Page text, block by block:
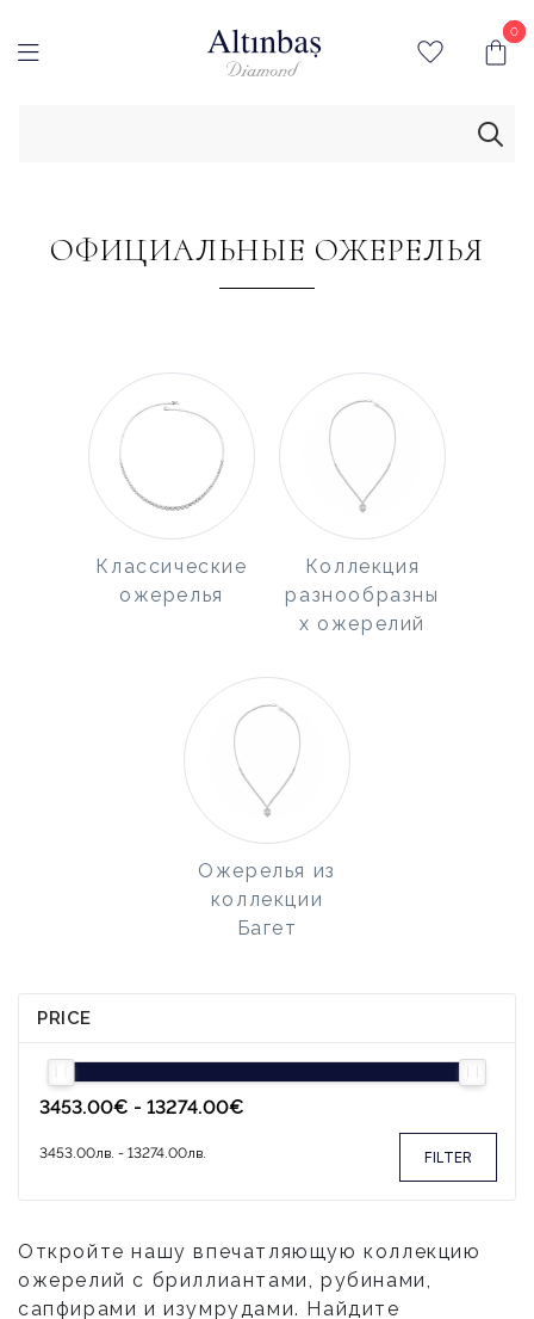
0
0
ОФИЦИАЛЬНЫЕ ОЖЕРЕЛЬЯ
Классические
ожерелья
Коллекция
разнообразны
х ожерелий
Ожерелья из
коллекции
Багет
PRICE
FILTER
Откройте нашу впечатляющую коллекцию
ожерелий с бриллиантами, рубинами,
сапфирами и изумрудами. Найдите